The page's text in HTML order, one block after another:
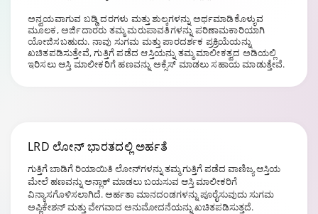
ಅನ್ವಯವಾಗುವ ಬಡ್ಡಿ ದರಗಳು ಮತ್ತು ಶುಲ್ಕಗಳನ್ನು ಅರ್ಥಮಾಡಿಕೊಳ್ಳುವ
ಮೂಲಕ, ಅರ್ಜಿದಾರರು ತಮ್ಮ ಮರುಪಾವತಿಗಳನ್ನು ಪರಿಣಾಮಕಾರಿಯಾಗಿ
ಯೋಜಿಸಬಹುದು. ನಾವು ಸುಗಮ ಮತ್ತು ಪಾರದರ್ಶಕ ಪ್ರಕ್ರಿಯೆಯನ್ನು
ಖಚಿತಪಡಿಸುತ್ತೇವೆ, ಗುತ್ತಿಗೆ ಪಡೆದ ಆಸ್ತಿಯನ್ನು ತಮ್ಮ ಮಾಲೀಕತ್ವದ ಅಡಿಯಲ್ಲಿ
ಇರಿಸಲು ಆಸ್ತಿ ಮಾಲೀಕರಿಗೆ ಹಣವನ್ನು ಅಕ್ಸೆಸ್ ಮಾಡಲು ಸಹಾಯ ಮಾಡುತ್ತೇವೆ.
LRD ಲೋನ್ಭಾರತದಲ್ಲಿ ಅರ್ಹತೆ
ಗುತ್ತಿಗೆ ಬಾಡಿಗೆ ರಿಯಾಯಿತಿ ಲೋನ್‌ಗಳನ್ನು ತಮ್ಮ ಗುತ್ತಿಗೆ ಪಡೆದ ವಾಣಿಜ್ಯ ಆಸ್ತಿಯ
ಮೇಲೆ ಹಣವನ್ನು ಅನ್ಲಾಕ್ ಮಾಡಲು ಬಯಸುವ ಆಸ್ತಿ ಮಾಲೀಕರಿಗೆ
ವಿನ್ಯಾಸಗೊಳಿಸಲಾಗಿದೆ. ಅರ್ಹತಾ ಮಾನದಂಡಗಳನ್ನು ಪೂರೈಸುವುದು ಸುಗಮ
ಅಪ್ಲಿಕೇಶನ್ ಮತ್ತು ವೇಗವಾದ ಅನುಮೋದನೆಯನ್ನು ಖಚಿತಪಡಿಸುತ್ತದೆ.